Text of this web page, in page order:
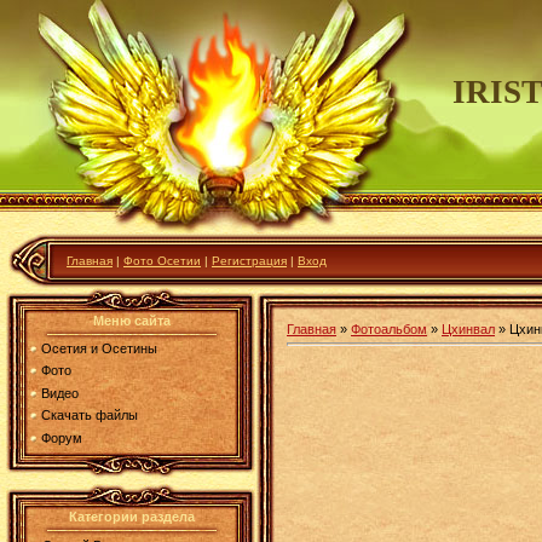
Главная | Фото Осетии | Регистрация | Вход
Меню сайта
Осетия и Осетины
Фото
Видео
Скачать файлы
Форум
Категории раздела
Главная » Фотоальбом» Цхинвал »